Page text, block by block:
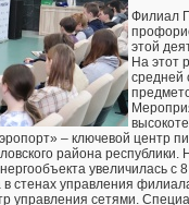
Филиал
этой
На этот
средней
– ключевой центр
района
увеличилась
стенах управления
управления сетями.